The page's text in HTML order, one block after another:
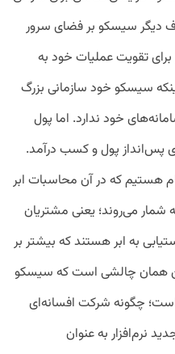
از طرف دیگر سیسکو بر فضای سرور
تقویت عملیات‌ خود به
سیسکو خود سازمانی بزرگ
خود ندارد. اما پول
پول و کسب درآمد.
هستیم که در آن محاسبات ابر
شمار می‌روند؛ یعنی مشتریان
به ابر هستند که بیشتر بر
این همان چالشی‌ است که سیسکو
است؛ چگونه شرکت افسانه‌ای
نرم‌افزار به عنوان